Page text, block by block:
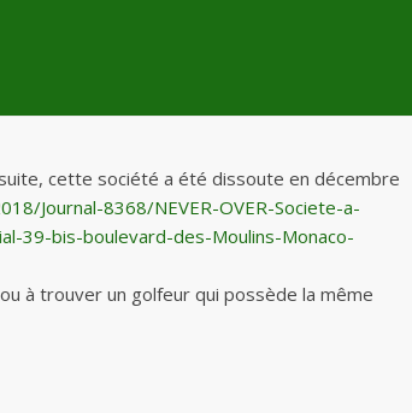
cette société a été dissoute en décembre
Journal-8368/NEVER-OVER-Societe-a-
39-bis-boulevard-des-Moulins-Monaco-
à trouver un golfeur qui possède la même